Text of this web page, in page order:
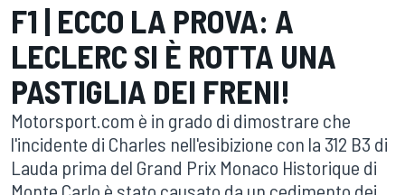
F1 | ECCO LA PROVA: A
LECLERC SI È ROTTA UNA
PASTIGLIA DEI FRENI!
Motorsport.com è in grado di dimostrare che
l'incidente di Charles nell'esibizione con la 312 B3 di
Lauda prima del Grand Prix Monaco Historique di